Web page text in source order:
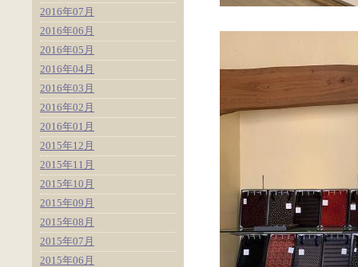
2016年07月
2016年06月
2016年05月
2016年04月
2016年03月
2016年02月
2016年01月
2015年12月
2015年11月
2015年10月
2015年09月
2015年08月
2015年07月
2015年06月